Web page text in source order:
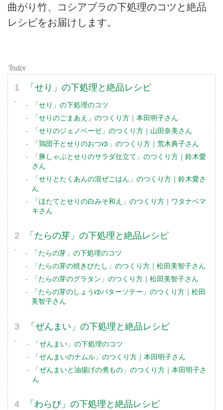
曲がり竹、コシアブラの下処理のコツと絶品
レシピをお届けします。
「せり」の下処理と絶品レシピ
「せり」の下処理のコツ
「せりのごまあえ」のつくり方｜本田明子さん
「せりのジェノベーゼ」のつくり方｜山田奈美さん
「鶏団子とせりのおつゆ」のつくり方｜荒木典子さん
「豚しゃぶとせりのサラダ仕立て」のつくり方｜鈴木愛
さん
「せりとたくあんの混ぜごはん」のつくり方｜鈴木愛さ
ん
「ほたてとせりの白みそ和え」のつくり方｜ワタナベマ
キさん
「たらの芽」の下処理と絶品レシピ
「たらの芽」の下処理のコツ
「たらの芽の焼きびたし」のつくり方｜松田美智子さん
「たらの芽のグラタン」のつくり方｜松田美智子さん
「たらの芽のしょうゆバターソテー」のつくり方｜松田
美智子さん
「ぜんまい」の下処理と絶品レシピ
「ぜんまい」の下処理のコツ
「ぜんまいのナムル」のつくり方｜本田明子さん
「ぜんまいと油揚げの煮もの」のつくり方｜本田明子さ
ん
「わらび」の下処理と絶品レシピ